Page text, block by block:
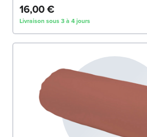
16,00 €
Livraison sous 3 à 4 jours